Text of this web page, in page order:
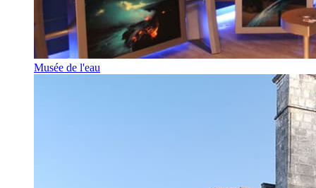
Musée de l'eau